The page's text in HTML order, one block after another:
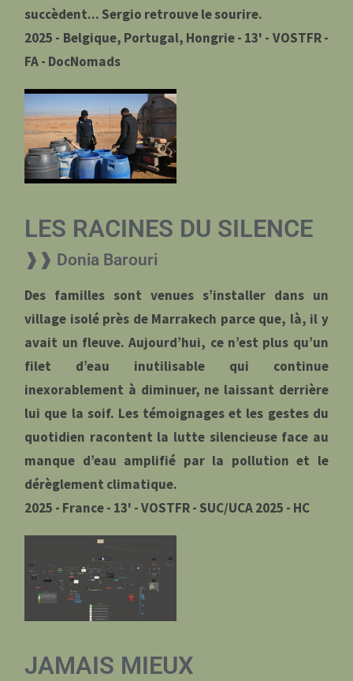
succèdent... Sergio retrouve le sourire.
2025 - Belgique, Portugal, Hongrie - 13' - VOSTFR -
FA - DocNomads
LES RACINES DU SILENCE
❱❱ Donia Barouri
Des familles sont venues s’installer dans un
village isolé près de Marrakech parce que, là, il y
avait un fleuve. Aujourd’hui, ce n’est plus qu’un
filet d’eau inutilisable qui continue
inexorablement à diminuer, ne laissant derrière
lui que la soif. Les témoignages et les gestes du
quotidien racontent la lutte silencieuse face au
manque d’eau amplifié par la pollution et le
dérèglement climatique.
2025 - France - 13' - VOSTFR - SUC/UCA 2025 - HC
JAMAIS MIEUX